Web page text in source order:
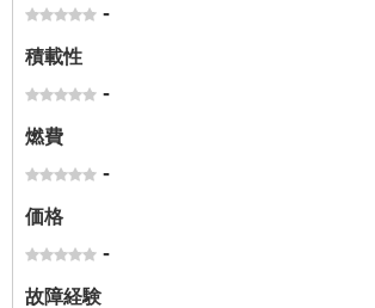
-
積載性
-
燃費
-
価格
-
故障経験